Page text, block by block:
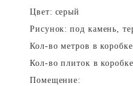
Цвет: серый
Рисунок: под камень,
Кол-во метров в
Кол-во плиток в
Помещение: